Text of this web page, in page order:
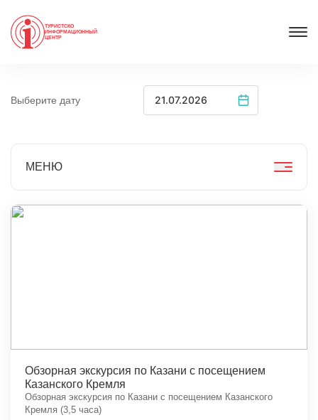
ТУРИСТСКО
ИНФОРМАЦИОННЫЙ
ЦЕНТР
Выберите дату
МЕНЮ
Обзорная экскурсия по Казани с посещением
Казанского Кремля
Обзорная экскурсия по Казани с посещением Казанского
Кремля (3,5 часа)